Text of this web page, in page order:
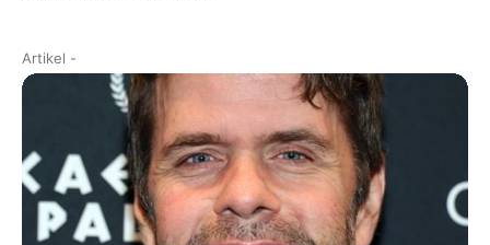
Artikel -